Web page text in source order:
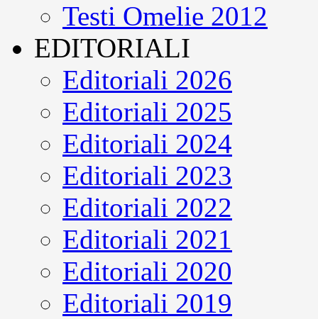
Testi Omelie 2012
EDITORIALI
Editoriali 2026
Editoriali 2025
Editoriali 2024
Editoriali 2023
Editoriali 2022
Editoriali 2021
Editoriali 2020
Editoriali 2019